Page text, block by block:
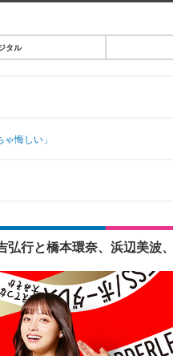
タル
悔しい」
弘行と橋本環奈、浜辺美